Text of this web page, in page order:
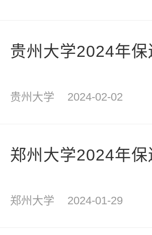
贵州大学2024年
贵州大学 2024-02-02
郑州大学2024年
郑州大学 2024-01-29